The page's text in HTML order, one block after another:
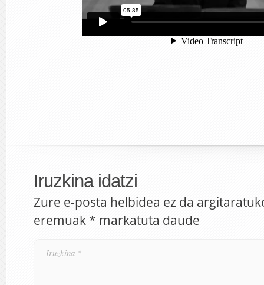
Iruzkina idatzi
Zure e-posta helbidea ez da
eremuak * markatuta daude